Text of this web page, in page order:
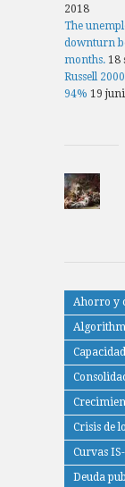
2018
The
downturn
months. 18
Russell
94% 19
Ahorro y
Crisis de
Curvas
Deuda